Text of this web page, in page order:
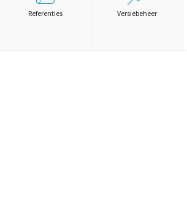
Referenties Versiebeheer